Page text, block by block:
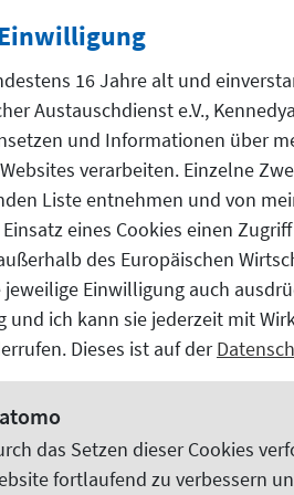
war heute Morgen
einen Graben springen, um
mit dem Taxifahrer über
Aufgrund eines vor
unterwegs ändern
nicht mehr. Für mich gilt
lebt in vielerlei Hinsicht
im chinesischen
die meisten
eindeutig im Vordergrund.
weiterentwickeln wird.
Sie als deutscher
16 Jahre alt und
Austauschdienst e.V.,
und Informationen über
Websites verarbeiten. Einzelne
Liste entnehmen und von
eines Cookies einen
des Europäischen
jeweilige Einwilligung auch
und ich kann sie jederzeit mit
Dieses ist auf der
das Setzen dieserCookies
fortlaufend zu verbessern